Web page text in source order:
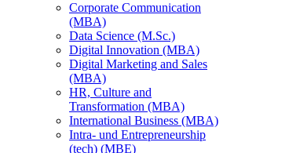
Corporate Communication
(MBA)
Data Science (M.Sc.)
Digital Innovation (MBA)
Digital Marketing and Sales
(MBA)
HR, Culture and
Transformation (MBA)
International Business (MBA)
Intra- und Entrepreneurship
(tech) (MBE)